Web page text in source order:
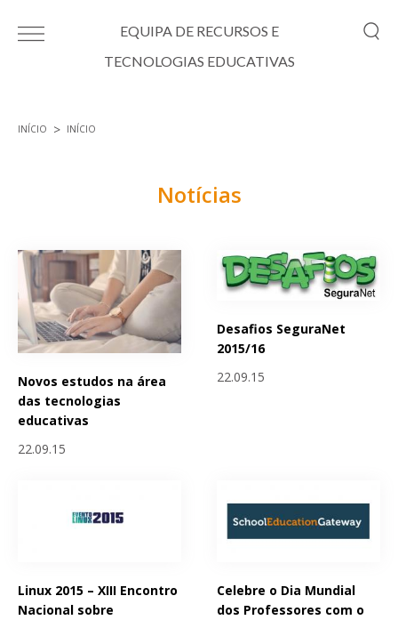
EQUIPA DE RECURSOS E
TECNOLOGIAS EDUCATIVAS
INÍCIO INÍCIO
Notícias
Novos estudos na área
das tecnologias
educativas
22.09.15
Desafios SeguraNet
2015/16
22.09.15
Linux 2015 – XIII Encontro
Nacional sobre
Celebre o Dia Mundial
dos Professores com o
Páginas